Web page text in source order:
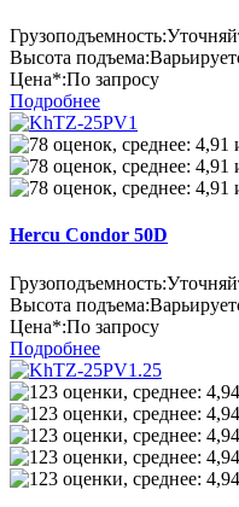
Грузоподъемность:
Высота подъема:
Цена*:По запросу
Подробнее
Hercu Condor 50D
Грузоподъемность:
Высота подъема:
Цена*:По запросу
Подробнее